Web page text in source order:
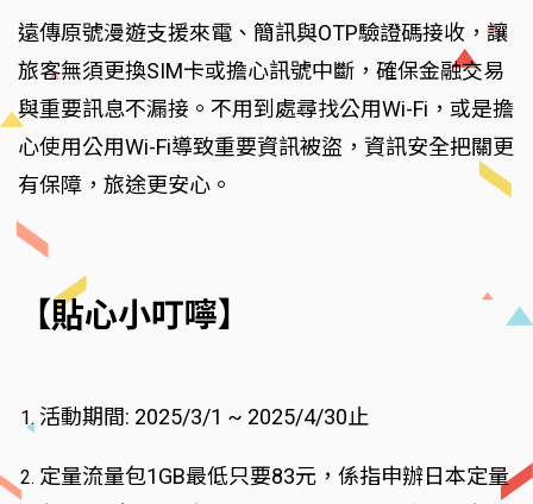
遠傳原號漫遊支援來電、簡訊與OTP驗證碼接收，讓
旅客無須更換SIM卡或擔心訊號中斷，確保金融交易
與重要訊息不漏接。不用到處尋找公用Wi-Fi，或是擔
心使用公用Wi-Fi導致重要資訊被盜，資訊安全把關更
有保障，旅途更安心。
【貼心小叮嚀】
活動期間: 2025/3/1 ~ 2025/4/30止
定量流量包1GB最低只要83元，係指申辦日本定量